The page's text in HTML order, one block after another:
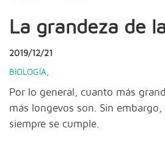
La grandeza de
2019/12/21
BIOLOGÍA
Por lo general, cuanto más
más longevos son. Sin embargo,
siempre se cumple.